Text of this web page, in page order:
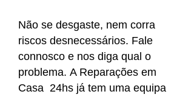
Não se desgaste, nem corra
riscos desnecessários. Fale
connosco e nos diga qual o
problema. A Reparações em
Casa 24hs já tem uma equipa